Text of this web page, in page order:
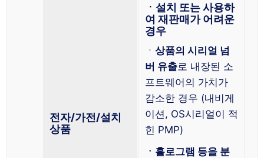
전자/가전/설치
상품
ㆍ설치 또는 사용하
여 재판매가 어려운
경우
ㆍ 상품의 시리얼 넘
버 유출로 내장된 소
프트웨어의 가치가
감소한 경우 (내비게
이션, OS시리얼이 적
힌 PMP)
ㆍ홀로그램 등을 분